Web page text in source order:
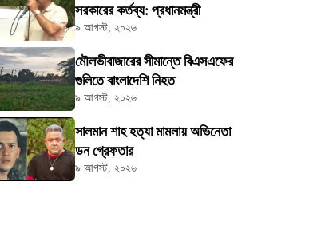
সরকারের কর্তব্য: প্রধানমন্ত্রী
৯ আগস্ট, ২০২৬
মৌলভীবাজারের সীমান্তে বিএসএফের
গুলিতে বাংলাদেশি নিহত
৯ আগস্ট, ২০২৬
সালমান শাহ হত্যা মামলায় অভিনেতা
ডন গ্রেফতার
৯ আগস্ট, ২০২৬